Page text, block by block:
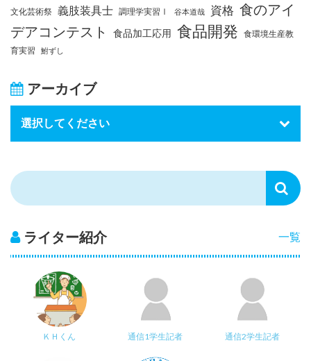
文化芸術祭 義肢装具士 調理学実習Ⅰ 谷本道哉 資格 食のアイ
デアコンテスト
食品加工応用 食品開発 食環境生産教
育実習
鮒ずし
アーカイブ
一覧
ライター紹介
ＫＨくん 通信1学生記者 通信2学生記者